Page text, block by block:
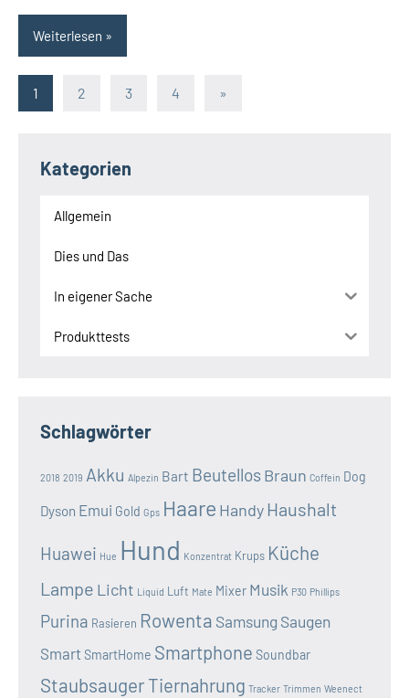
Weiterlesen
Seitennummerierung
Beiträge
1 2 3 4
Nächste
»
Kategorien
Allgemein
Dies und Das
In eigener Sache
Produkttests
Schlagwörter
2018 2019 Akku Alpezin Bart BeutellosBraun Coffein Dog
Dyson Emui Gold Gps Haare Handy Haushalt
Huawei Hue Hund Konzentrat Krups Küche
Lampe Licht Liquid Luft Mate Mixer Musik P30 Phillips
Purina Rasieren Rowenta Samsung Saugen
SmartSmartHome Smartphone Soundbar
Staubsauger Tiernahrung Tracker Trimmen Weenect